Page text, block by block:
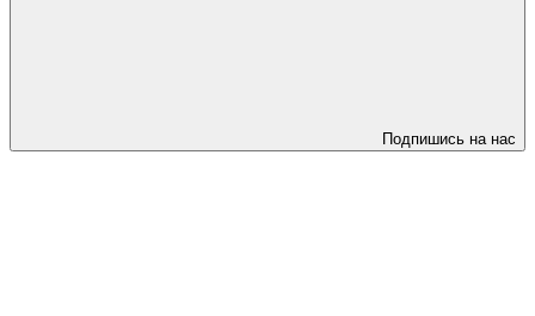
Подпишись на нас